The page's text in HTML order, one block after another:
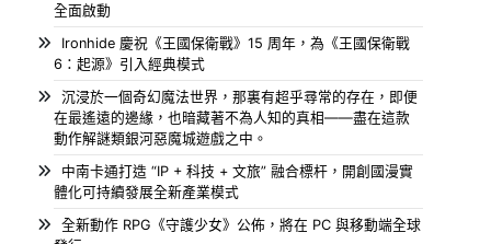
全面啟動
Ironhide 慶祝《王國保衛戰》15 周年，為《王國保衛戰
6：起源》引入經典模式
沉浸於一個奇幻魔法世界，那裏有超乎尋常的存在，即便
在最遙遠的邊緣，也暗藏著不為人知的真相——盡在這款
動作解謎類銀河惡魔城遊戲之中。
中南卡通打造 “IP + 科技 + 文旅” 融合標杆，開創國漫實
體化可持續發展全新產業模式
全新動作 RPG《守護少女》公佈，將在 PC 與移動端全球